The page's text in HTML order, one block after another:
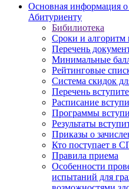
Основная информация
Абитуриенту
Бибилиотека
Сроки и алгоритм
Перечень
Минимальные
Рейтинговые
Система скидок
Перечень
Расписание
Программы
Результаты
Приказы о
Кто поступает в
Правила приема
Особенности
испытаний для